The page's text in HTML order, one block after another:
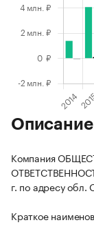
Описание
Компания
г. по адресу
Краткое